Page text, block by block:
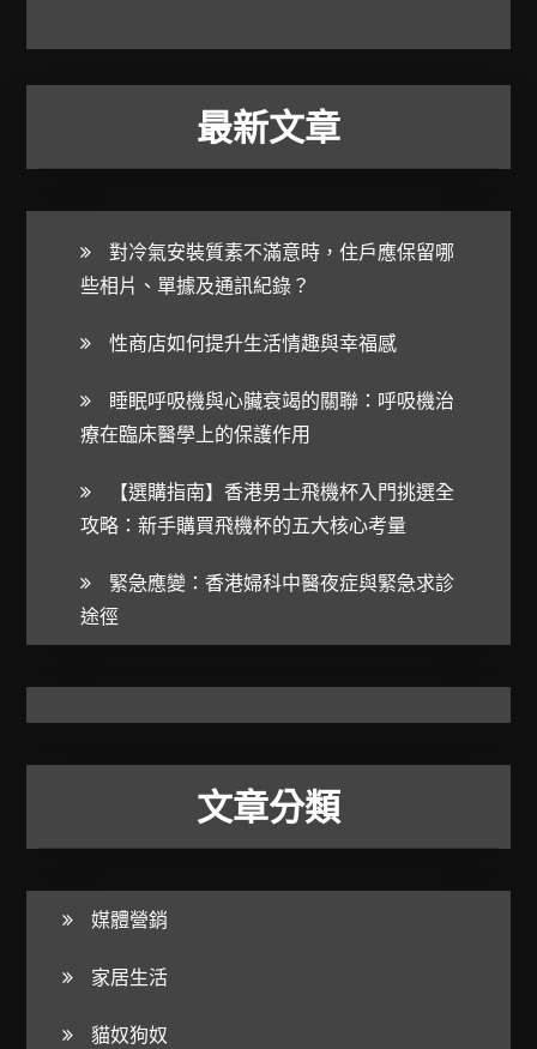
最新文章
對冷氣安裝質素不滿意時，住戶應保留哪
些相片、單據及通訊紀錄？
性商店如何提升生活情趣與幸福感
睡眠呼吸機與心臟衰竭的關聯：呼吸機治
療在臨床醫學上的保護作用
【選購指南】香港男士飛機杯入門挑選全
攻略：新手購買飛機杯的五大核心考量
緊急應變：香港婦科中醫夜症與緊急求診
途徑
文章分類
媒體營銷
家居生活
貓奴狗奴